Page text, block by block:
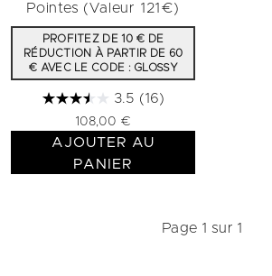
Pointes (Valeur 121€)
PROFITEZ DE 10 € DE
RÉDUCTION À PARTIR DE 60
€ AVEC LE CODE : GLOSSY
3.5 (16)
108,00 €
AJOUTER AU
PANIER
Page 1 sur 1